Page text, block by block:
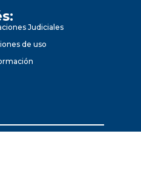
Judiciales
de uso